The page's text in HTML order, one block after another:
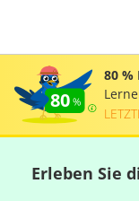
80
80 %
Erleben Sie